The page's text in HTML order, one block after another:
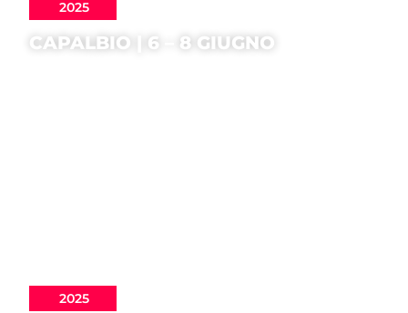
2025
CAPALBIO | 6 – 8 GIUGNO
2025